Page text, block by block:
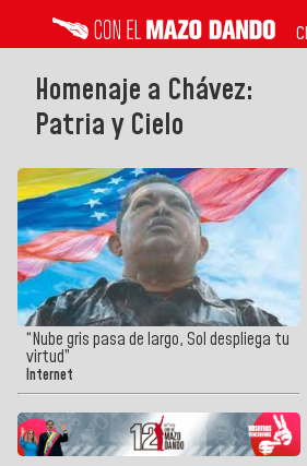
Homenaje a Chávez:
Patria y Cielo
“Nube gris pasa de largo, Sol despliega tu
virtud”
Internet